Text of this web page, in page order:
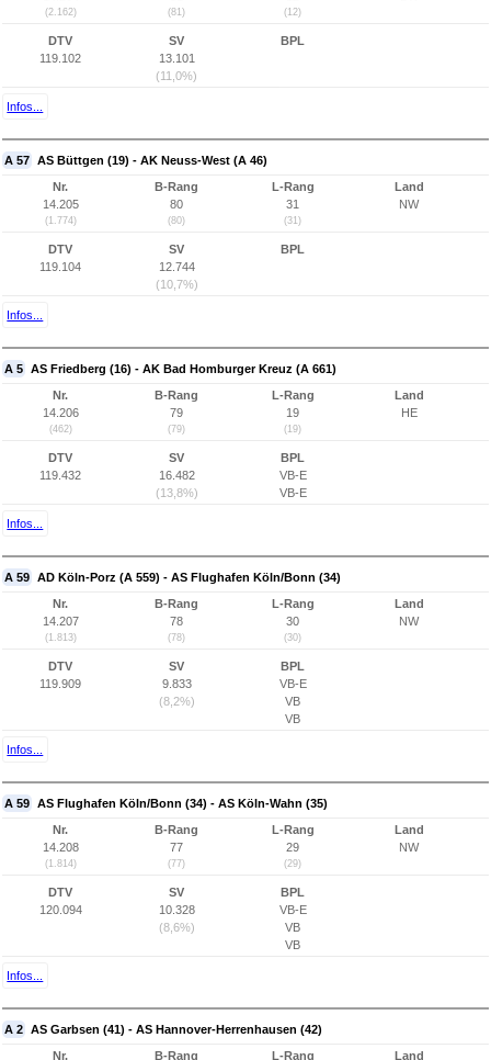
(2.162) (81) (12)
DTV
119.102
SV
13.101
(11,0%)
BPL
Infos...
A 57 AS Büttgen (19) - AK Neuss-West (A 46)
Nr.
14.205
(1.774)
B-Rang
80
(80)
L-Rang
31
(31)
Land
NW
DTV
119.104
SV
12.744
(10,7%)
BPL
Infos...
A 5 AS Friedberg (16) - AK Bad Homburger Kreuz (A 661)
Nr.
14.206
(462)
B-Rang
79
(79)
L-Rang
19
(19)
Land
HE
DTV
119.432
SV
16.482
(13,8%)
BPL
VB-E
VB-E
Infos...
A 59 AD Köln-Porz (A 559) - AS Flughafen Köln/Bonn (34)
Nr.
14.207
(1.813)
B-Rang
78
(78)
L-Rang
30
(30)
Land
NW
DTV
119.909
SV
9.833
(8,2%)
BPL
VB-E
VB
VB
Infos...
A 59 AS Flughafen Köln/Bonn (34) - AS Köln-Wahn (35)
Nr.
14.208
(1.814)
B-Rang
77
(77)
L-Rang
29
(29)
Land
NW
DTV
120.094
SV
10.328
(8,6%)
BPL
VB-E
VB
VB
Infos...
A 2 AS Garbsen (41) - AS Hannover-Herrenhausen (42)
Nr. B-Rang L-Rang Land